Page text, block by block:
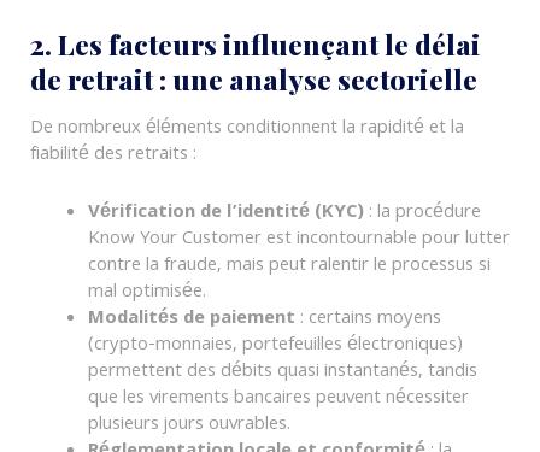
2. Les facteurs influençant le délai
de retrait : une analyse sectorielle
De nombreux éléments conditionnent la rapidité et la
fiabilité des retraits :
Vérification de l’identité (KYC): la procédure
Know Your Customer est incontournable pour lutter
contre la fraude, mais peut ralentir le processus si
mal optimisée.
Modalités de paiement : certains moyens
(crypto-monnaies, portefeuilles électroniques)
permettent des débits quasi instantanés, tandis
que les virements bancaires peuvent nécessiter
plusieurs jours ouvrables.